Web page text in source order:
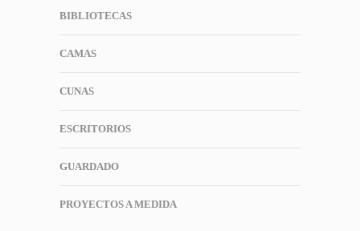
BIBLIOTECAS
CAMAS
CUNAS
ESCRITORIOS
GUARDADO
PROYECTOS A MEDIDA